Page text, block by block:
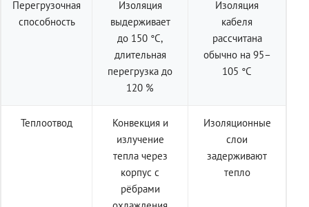
Перегрузочная
способность
Изоляция
выдерживает
до 150 °C,
длительная
перегрузка до
120 %
Изоляция
кабеля
рассчитана
обычно на 95–
105 °C
Теплоотвод
Конвекция и
излучение
тепла через
корпус с
рёбрами
Изоляционные
слои
задерживают
тепло